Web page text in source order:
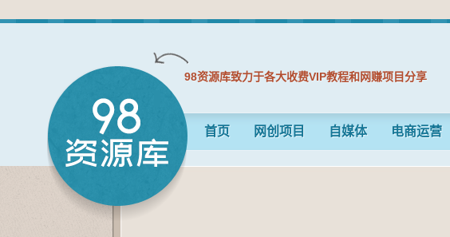
98资源库致力于各大收费VIP教程和网赚项目分享
首页 网创项目 自媒体 电商运营